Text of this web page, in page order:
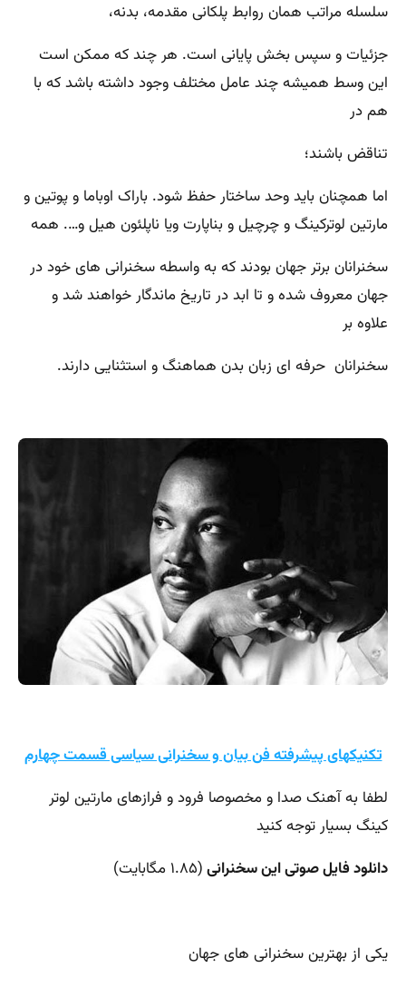
سلسله مراتب همان روابط پلکانی مقدمه، بدنه،
جزئیات و سپس بخش پایانی است. هر چند که ممکن است
این وسط همیشه چند عامل مختلف وجود داشته باشد که با
هم در
تناقض باشند؛
اما همچنان باید وحد ساختار حفظ شود. باراک اوباما و پوتین و
مارتین لوترکینگ و چرچیل و بناپارت ویا ناپلئون هیل و…. همه
سخنرانان برتر جهان بودند که به واسطه سخنرانی های خود در
جهان معروف شده و تا ابد در تاریخ ماندگار خواهند شد و
علاوه بر
سخنرانان حرفه ای زبان بدن هماهنگ و استثنایی دارند.
تکنیکهای پیشرفته فن بیان و سخنرانی سیاسی قسمت چهارم
لطفا به آهنک صدا و مخصوصا فرود و فرازهای مارتین لوتر
کینگ بسیار توجه کنید
دانلود فایل صوتی این سخنرانی(۱.۸۵ مگابایت)
یکی از بهترین سخنرانی های جهان